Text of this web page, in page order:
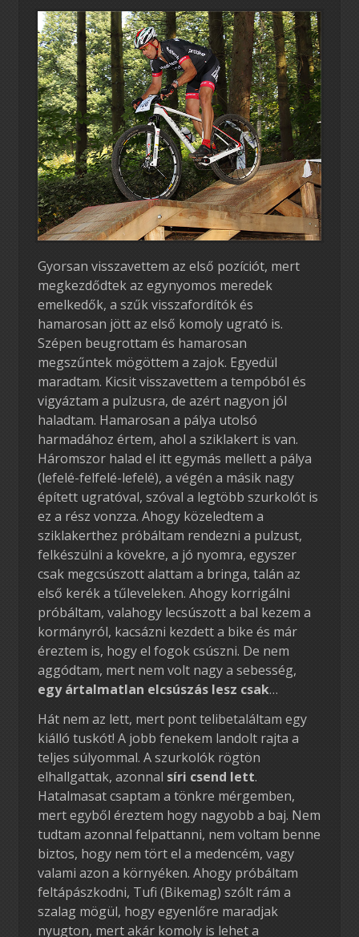
Gyorsan visszavettem az első pozíciót, mert
megkezdődtek az egynyomos meredek
emelkedők, a szűk visszafordítók és
hamarosan jött az első komoly ugrató is.
Szépen beugrottam és hamarosan
megszűntek mögöttem a zajok. Egyedül
maradtam. Kicsit visszavettem a tempóból és
vigyáztam a pulzusra, de azért nagyon jól
haladtam. Hamarosan a pálya utolsó
harmadához értem, ahol a sziklakert is van.
Háromszor halad el itt egymás mellett a pálya
(lefelé-felfelé-lefelé), a végén a másik nagy
épített ugratóval, szóval a legtöbb szurkolót is
ez a rész vonzza. Ahogy közeledtem a
sziklakerthez próbáltam rendezni a pulzust,
felkészülni a kövekre, a jó nyomra, egyszer
csak megcsúszott alattam a bringa, talán az
első kerék a tűleveleken. Ahogy korrigálni
próbáltam, valahogy lecsúszott a bal kezem a
kormányról, kacsázni kezdett a bike és már
éreztem is, hogy el fogok csúszni. De nem
aggódtam, mert nem volt nagy a sebesség,
egy ártalmatlan elcsúszás lesz csak…
Hát nem az lett, mert pont telibetaláltam egy
kiálló tuskót! A jobb fenekem landolt rajta a
teljes súlyommal. A szurkolók rögtön
elhallgattak, azonnal síri csend lett.
Hatalmasat csaptam a tönkre mérgemben,
mert egyből éreztem hogy nagyobb a baj. Nem
tudtam azonnal felpattanni, nem voltam benne
biztos, hogy nem tört el a medencém, vagy
valami azon a környéken. Ahogy próbáltam
feltápászkodni, Tufi (Bikemag) szólt rám a
szalag mögül, hogy egyenlőre maradjak
nyugton, mert akár komoly is lehet a